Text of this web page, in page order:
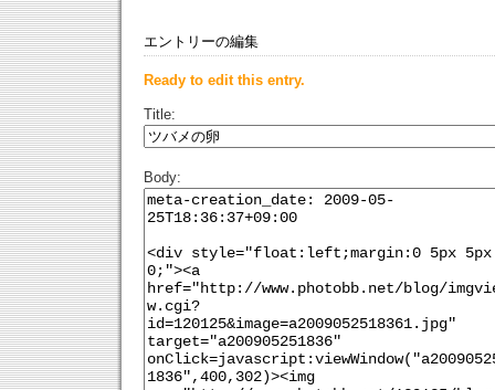
エントリーの編集
Ready to edit this entry.
Title:
Body: